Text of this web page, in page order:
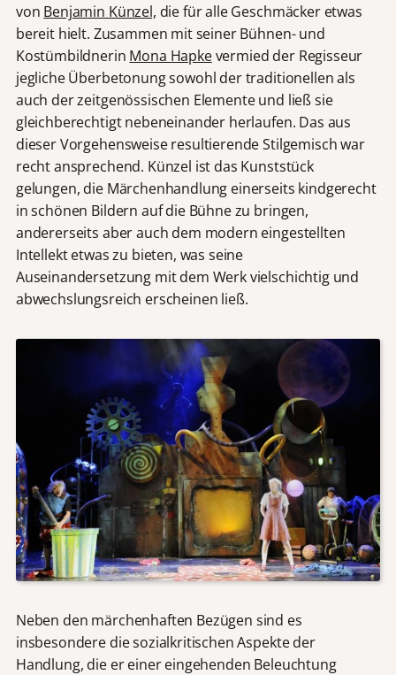
von Benjamin Künzel, die für alle Geschmäcker etwas
bereit hielt. Zusammen mit seiner Bühnen- und
Kostümbildnerin Mona Hapkevermied der Regisseur
jegliche Überbetonung sowohl der traditionellen als
auch der zeitgenössischen Elemente und ließ sie
gleichberechtigt nebeneinander herlaufen. Das aus
dieser Vorgehensweise resultierende Stilgemisch war
recht ansprechend. Künzel ist das Kunststück
gelungen, die Märchenhandlung einerseits kindgerecht
in schönen Bildern auf die Bühne zu bringen,
andererseits aber auch dem modern eingestellten
Intellekt etwas zu bieten, was seine
Auseinandersetzung mit dem Werk vielschichtig und
abwechslungsreich erscheinen ließ.
Neben den märchenhaften Bezügen sind es
insbesondere die sozialkritischen Aspekte der
Handlung, die er einer eingehenden Beleuchtung